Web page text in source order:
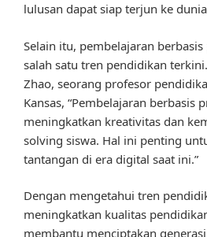
lulusan dapat siap terjun ke
Selain itu, pembelajaran
salah satu tren pendidikan
Zhao, seorang profesor
Kansas, “Pembelajaran berbasis
meningkatkan kreativitas dan
solving siswa. Hal ini penting
tantangan di era digital saat ini.”
Dengan mengetahui tren
meningkatkan kualitas
membantu menciptakan